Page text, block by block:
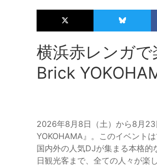
横浜赤レンガ
Brick
2026年8月8日（土）から8月
YOKOHAMA』。このイベント
国内外の人気DJが集まる本格
日観光客まで、全ての人々が楽